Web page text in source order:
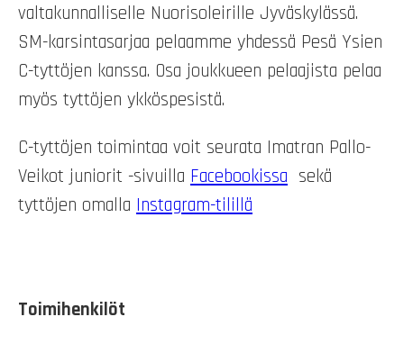
valtakunnalliselle Nuorisoleirille Jyväskylässä.
SM-karsintasarjaa pelaamme yhdessä Pesä Ysien
C-tyttöjen kanssa. Osa joukkueen pelaajista pelaa
myös tyttöjen ykköspesistä.
C-tyttöjen toimintaa voit seurata Imatran Pallo-
Veikot juniorit -sivuilla Facebookissa sekä
tyttöjen omalla Instagram-tilillä
Toimihenkilöt